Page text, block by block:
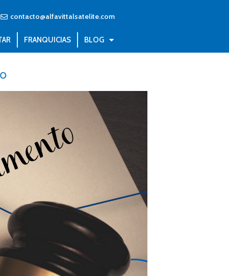
contacto@alfavittalsatelite.com
FRANQUICIAS BLOG